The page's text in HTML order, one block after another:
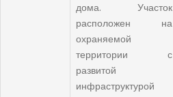
дома. Участок
расположен на
охраняемой
территории с
развитой
инфраструктурой